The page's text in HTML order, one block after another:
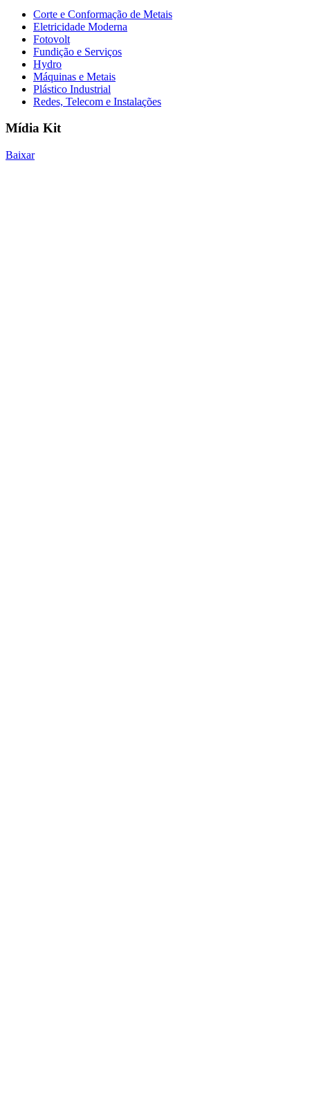
Corte e Conformação de Metais
Eletricidade Moderna
Fotovolt
Fundição e Serviços
Hydro
Máquinas e Metais
Plástico Industrial
Redes, Telecom e Instalações
Mídia Kit
Baixar